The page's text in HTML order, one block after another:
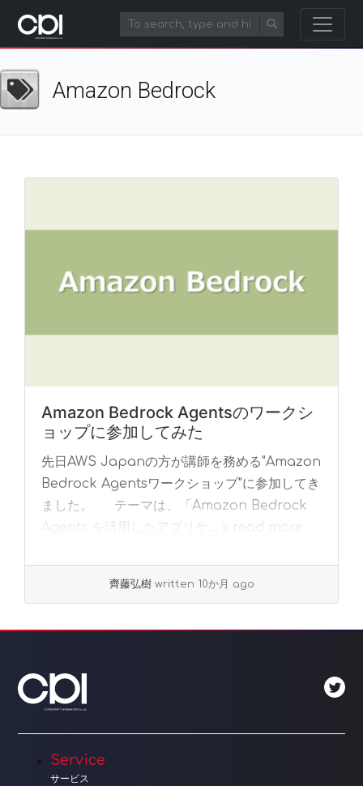
Amazon Bedrock
Amazon Bedrock Agentsのワークシ
ョップに参加してみた
先日AWS Japanの方が講師を務める"Amazon
Bedrock Agentsワークショップ"に参加してき
ました。 テーマは、「Amazon Bedrock
Agents を活用したアプリケ... »
read more
齊藤弘樹 written 10か月 ago
Service
サービス